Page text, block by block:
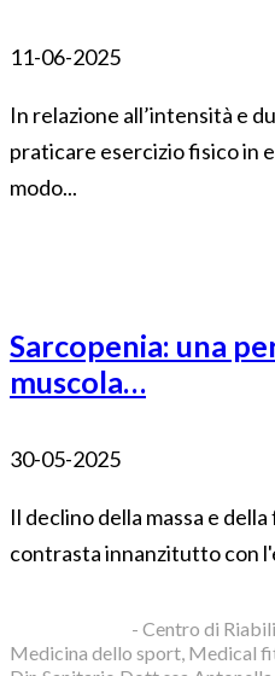
11-06-2025
In relazione all’intensità e
praticare esercizio fisico in
modo...
Sarcopenia: una
muscola…
30-05-2025
Il declino della massa e
contrasta innanzitutto con
- Centro di
Medicina dello sport, Medical